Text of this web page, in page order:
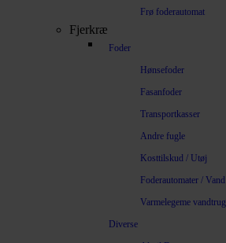
Frø foderautomat
Fjerkræ
Foder
Hønsefoder
Fasanfoder
Transportkasser
Andre fugle
Kosttilskud / Utøj
Foderautomater / Vand
Varmelegeme vandtrug
Diverse